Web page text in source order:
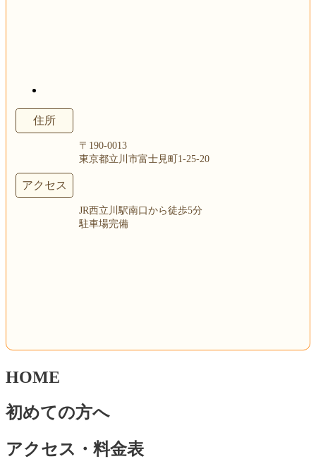
住所
〒190-0013
東京都立川市富士見町1-25-20
アクセス
JR西立川駅南口から徒歩5分
駐車場完備
HOME
初めての方へ
アクセス・料金表